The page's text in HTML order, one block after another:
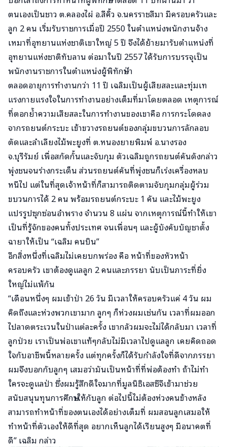
ตนเองเป็นชาว ต.คลองไผ่ อ.สีคิ้ว จ.นครราชสีมา มีครอบครัวและ
ลูก 2 คน เริ่มรับราชการเมื่อปี 2550 ในตำแหน่งพนักงานจ้าง
เหมาที่อุทยานแห่งชาติเขาใหญ่ 5 ปี จึงได้ย้ายมารับตำแหน่งที่
อุทยานแห่งชาติทับลาน ต่อมาในปี 2557 ได้รับการบรรจุเป็น
พนักงานราชการในตำแหน่งผู้พิทักษ์ป่า
ตลอดอายุการทำงานกว่า 11 ปี เฉลิมเป็นผู้เสียสละและทุ่มเท
แรงกายแรงใจในการทำงานอย่างเต็มที่มาโดยตลอด เหตุการณ์
ที่ตอกย้ำความเสียสละในการทำงานของเขาคือ การกระโดดลง
จากรถยนต์กระบะ เข้าขวางรถยนต์ของกลุ่มขบวนการลักลอบ
ตัดและลำเลียงไม้พะยูงที่ ต.หนองยายพิมพ์ อ.นางรอง
จ.บุรีรัมย์ เพื่อสกัดกั้นและจับกุม ตัวเฉลิมถูกรถยนต์คันดังกล่าว
พุ่งชนจนร่างกระเด็น ส่วนรถยนต์คันที่พุ่งชนก็เร่งเครื่องหลบ
หนีไป แต่ในที่สุดเจ้าหน้าที่ก็สามารถติดตามจับกุมกลุ่มผู้ร่วม
ขบวนการได้ 2 คน พร้อมรถยนต์กระบะ 1 คัน และไม้พะยูง
แปรรูปซุกซ่อนอำพราง จำนวน 8 แผ่น จากเหตุการณ์นี้ทำให้เขา
เป็นที่รู้จักของคนทั้งประเทศ จนเพื่อนๆ และผู้บังคับบัญชาตั้ง
ฉายาให้เป็น “เฉลิม คนบิน”
อีกสิ่งหนึ่งที่เฉลิมไม่เคยบกพร่อง คือ หน้าที่ของหัวหน้า
ครอบครัว เขาต้องดูแลลูก 2 คนและภรรยา นับเป็นภาระที่ยิ่ง
ใหญ่ไม่แพ้กัน
“เดือนหนึ่งๆ ผมเข้าป่า 26 วัน มีเวลาให้ครอบครัวแค่ 4 วัน ผม
คิดถึงและห่วงพวกเขามาก ลูกๆ ก็ห่วงผมเช่นกัน เวลาที่ผมออก
ไปลาดตระเวนในป่าแต่ละครั้ง เขากลัวผมจะไม่ได้กลับมา เวลาที่
ลูกป่วย เราเป็นพ่อเขาแท้ๆกลับไม่มีเวลาไปดูแลลูก เคยคิดถอด
ใจกับอาชีพนี้หลายครั้ง แต่ทุกครั้งก็ได้รับกำลังใจที่ดีจากภรรยา
ผมจึงบอกกับลูกๆ เสมอว่ามันเป็นหน้าที่ที่พ่อต้องทำ ถ้าไม่ทำ
ใครจะดูแลป่า ซึ่งผมรู้สึกดีใจมากที่มูลนิธิเอสซีจีเข้ามาช่วย
สนับสนุนทุนการศึกษาให้กับลูก ต่อไปนี้ไม่ต้องห่วงคนข้างหลัง
สามารถทำหน้าที่ของตนเองได้อย่างเต็มที่ ผมสอนลูกเสมอให้
ทำหน้าที่ตัวเองให้ดีที่สุด อยากเห็นลูกได้เรียนสูงๆ มีอนาคตที่
ดี” เฉลิม กล่าว